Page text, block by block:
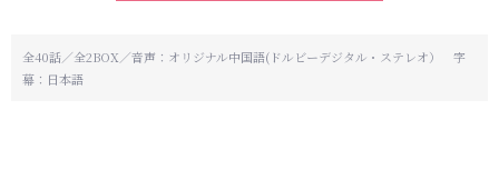
全40話／全2BOX／音声：オリジナル中国語(ドルビーデジタル・ステレオ） 字
幕：日本語